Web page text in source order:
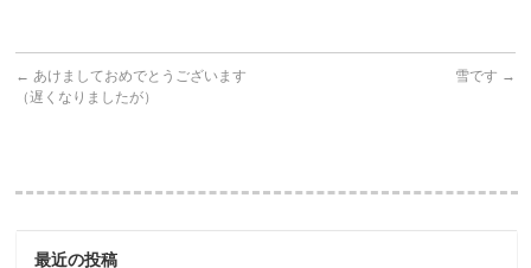
← あけましておめでとうございます
（遅くなりましたが）
雪です →
最近の投稿